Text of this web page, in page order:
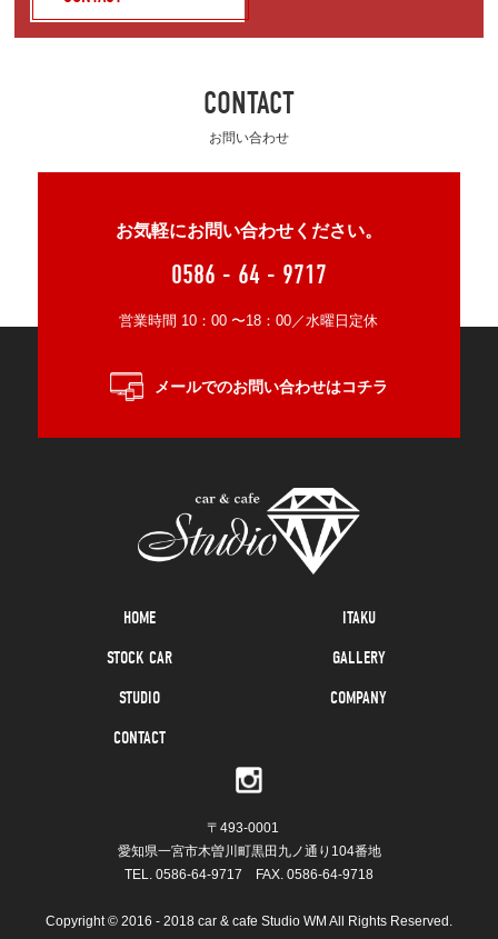
CONTACT
お問い合わせ
お気軽にお問い合わせください。
0586 - 64 - 9717
営業時間 10：00 〜18：00／水曜日定休
メールでのお問い合わせはコチラ
HOME
ITAKU
STOCK CAR
GALLERY
STUDIO
COMPANY
CONTACT
〒493-0001
愛知県一宮市木曽川町黒田九ノ通り104番地
TEL. 0586-64-9717 FAX. 0586-64-9718
Copyright © 2016 - 2018 car & cafe Studio WM All Rights Reserved.